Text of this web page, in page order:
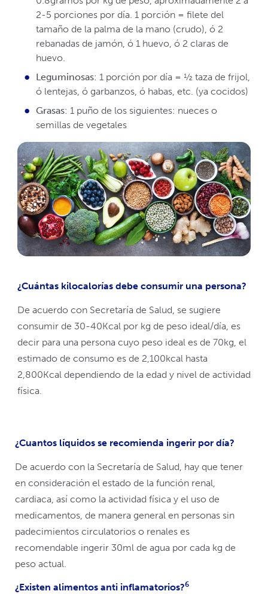
2-5 porciones por día. 1 porción = filete del
tamaño de la palma de la mano (crudo), ó 2
rebanadas de jamón, ó 1 huevo, ó 2 claras de
huevo.
Leguminosas: 1 porción por día = ½ taza de frijol,
ó lentejas, ó garbanzos, ó habas, etc. (ya cocidos)
Grasas: 1 puño de los siguientes: nueces o
semillas de vegetales
¿Cuántas kilocalorías debe consumir una persona?
De acuerdo con Secretaría de Salud, se sugiere
consumir de 30-40Kcal por kg de peso ideal/día, es
decir para una persona cuyo peso ideal es de 70kg, el
estimado de consumo es de 2,100kcal hasta
2,800Kcal dependiendo de la edad y nivel de actividad
física.
¿Cuantos líquidos se recomienda ingerir por día?
De acuerdo con la Secretaría de Salud, hay que tener
en consideración el estado de la función renal,
cardiaca, así como la actividad física y el uso de
medicamentos, de manera general en personas sin
padecimientos circulatorios o renales es
recomendable ingerir 30ml de agua por cada kg de
peso actual.
¿Existen alimentos anti inflamatorios?6